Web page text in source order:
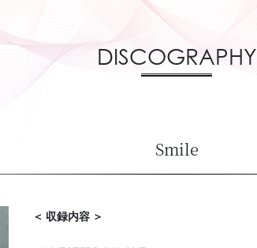
DISCOGRAPHY
Smile
＜ 収録内容 ＞